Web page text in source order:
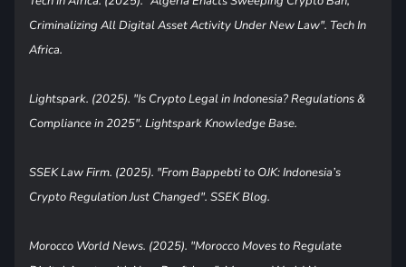
Criminalizing All Digital Asset Activity Under New Law". Tech In
Africa.
Lightspark. (2025). "Is Crypto Legal in Indonesia? Regulations &
Compliance in 2025". Lightspark Knowledge Base.
SSEK Law Firm. (2025). "From Bappebti to OJK: Indonesia’s
Crypto Regulation Just Changed". SSEK Blog.
Morocco World News. (2025). "Morocco Moves to Regulate